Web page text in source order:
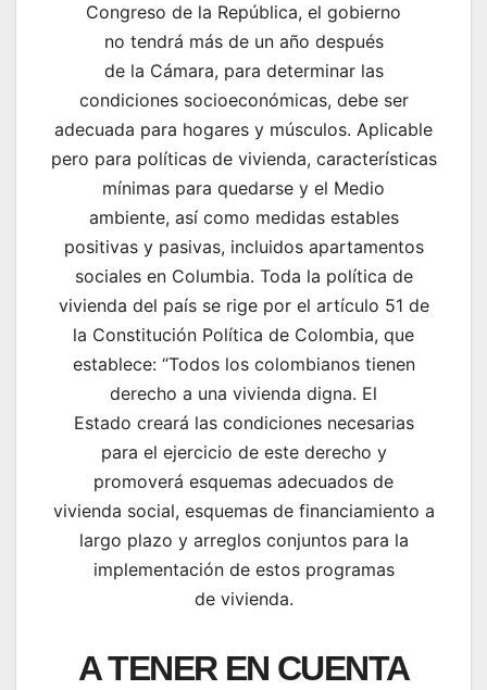
Congreso de la República, el gobierno
no tendrá más de un año después
de la Cámara, para determinar las
condiciones socioeconómicas, debe ser
adecuada para hogares y músculos. Aplicable
pero para políticas de vivienda, características
mínimas para quedarse y el Medio
ambiente, así como medidas estables
positivas y pasivas, incluidos apartamentos
sociales en Columbia. Toda la política de
vivienda del país se rige por el artículo 51 de
la Constitución Política de Colombia, que
establece: “Todos los colombianos tienen
derecho a una vivienda digna. El
Estado creará las condiciones necesarias
para el ejercicio de este derecho y
promoverá esquemas adecuados de
vivienda social, esquemas de financiamiento a
largo plazo y arreglos conjuntos para la
implementación de estos programas
de vivienda.
A TENER EN CUENTA